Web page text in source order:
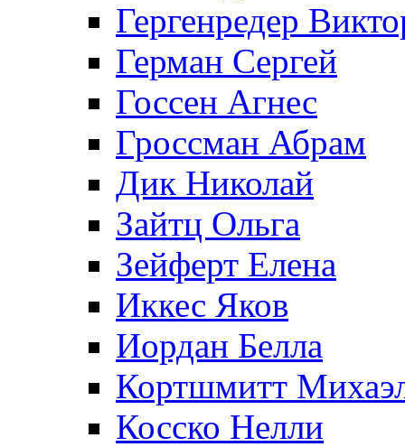
Гергенредер
Герман Сергей
Госсен Агнес
Гроссман Абрам
Дик Николай
Зайтц Ольга
Зейферт Елена
Иккес Яков
Иордан Белла
Кортшмитт
Косско Нелли